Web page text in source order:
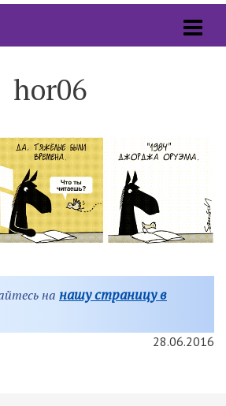
hor06
на нашу страницу в
28.06.2016